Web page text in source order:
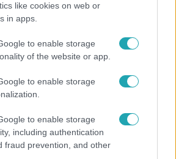
like cookies on web or
in apps.
to enable storage
of the website or app.
to enable storage
to enable storage
including authentication
fraud prevention, and other
vele évek óta" - Édesapja